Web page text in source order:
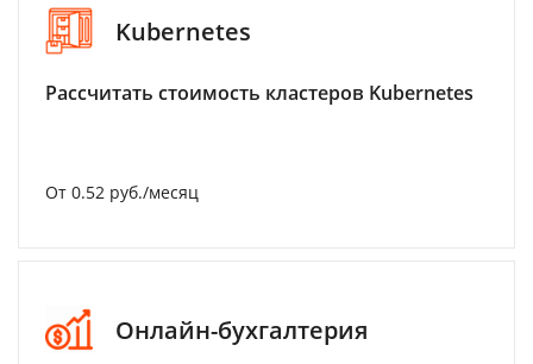
Kubernetes
Рассчитать стоимость кластеров Kubernetes
От 0.52 руб./месяц
Онлайн-бухгалтерия